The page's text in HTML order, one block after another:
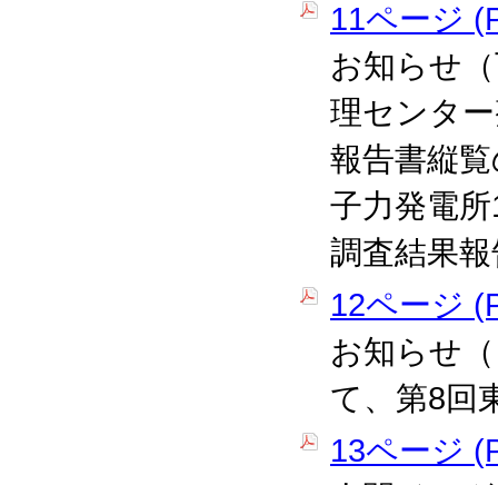
11ページ
お知らせ
理センタ
報告書縦
子力発電
調査結果
12ページ
お知らせ
て、第8回
13ページ